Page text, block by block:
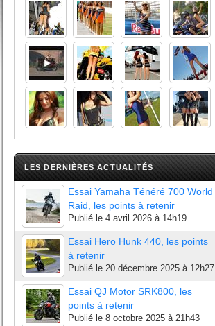
LES DERNIÈRES ACTUALITÉS
Essai Yamaha Ténéré 700 World
Raid, les points à retenir
Publié le 4 avril 2026 à 14h19
Essai Hero Hunk 440, les points
à retenir
Publié le 20 décembre 2025 à 12h27
Essai QJ Motor SRK800, les
points à retenir
Publié le 8 octobre 2025 à 21h43